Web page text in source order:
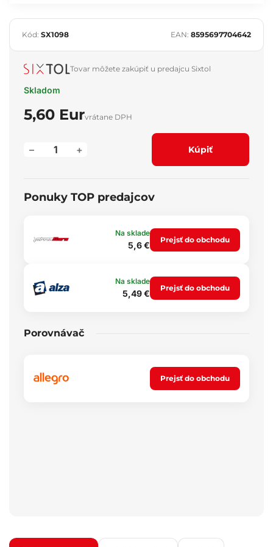
Kód: SX1098 EAN: 8595697704642
Tovar môžete zakúpiť u predajcu Sixtol
Skladom
5,60 Eurvrátane DPH
+
– Kúpiť
Ponuky TOP predajcov
Na sklade
5,6 €
Prejsť do obchodu
Na sklade
5,49 €
Prejsť do obchodu
Porovnávač
Prejsť do obchodu